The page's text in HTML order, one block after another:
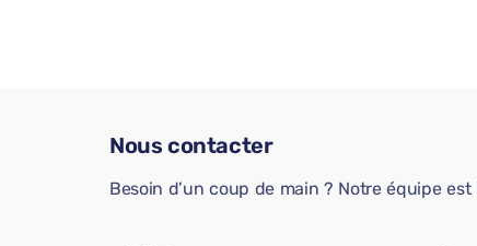
Nous contacter
Besoin d’un coup de main ? Notre équipe est